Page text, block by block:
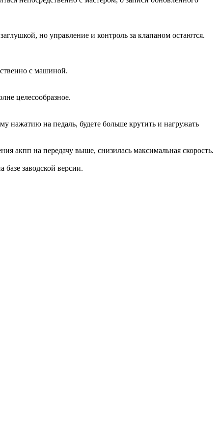
но управление и контроль за клапаном остаются.
с машиной.
целесообразное.
нажатию на педаль, будете больше крутить и нагружать
акпп на передачу выше, снизилась максимальная скорость.
базе заводской версии.